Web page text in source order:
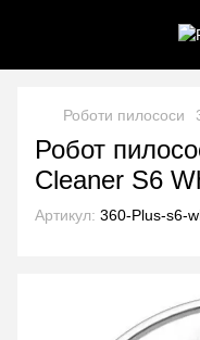
Роботи пилососи
Робот
Cleaner S6
Артикул: 360-Plus-s6-